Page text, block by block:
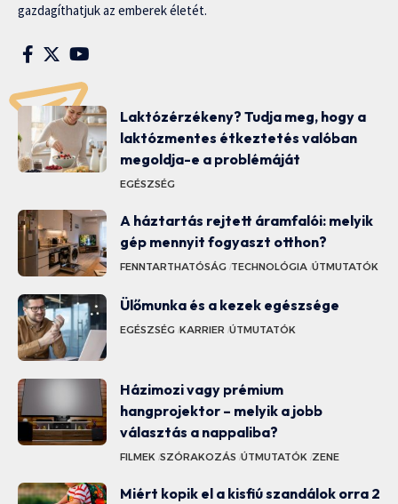
gazdagíthatjuk az emberek életét.
Laktózérzékeny? Tudja meg, hogy a
laktózmentes étkeztetés valóban
megoldja-e a problémáját
EGÉSZSÉG
A háztartás rejtett áramfalói: melyik
gép mennyit fogyaszt otthon?
FENNTARTHATÓSÁG TECHNOLÓGIA ÚTMUTATÓK
Ülőmunka és a kezek egészsége
EGÉSZSÉG KARRIER ÚTMUTATÓK
Házimozi vagy prémium
hangprojektor – melyik a jobb
választás a nappaliba?
FILMEK SZÓRAKOZÁS ÚTMUTATÓK ZENE
Miért kopik el a kisfiú szandálok orra 2